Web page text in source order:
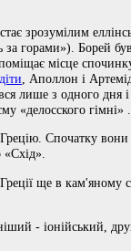
зрозумілим
за горами»). Борей
місце
, Аполлон і
лише з одного дня
«делосского гімні» ...
Спочатку
«Схід».
ще в кам'яному
- іонійський,